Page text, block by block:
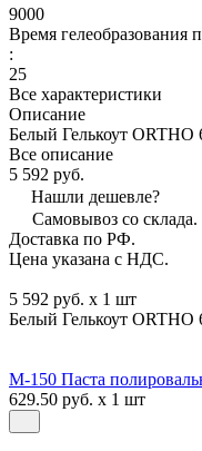
9000
Время гелеобразования
:
25
Все характеристики
Описание
Белый Гелькоут ORTHO
Все описание
5 592 руб.
Нашли дешевле?
Самовывоз со склада.
Доставка по РФ.
Цена указана с НДС.
5 592 руб. x 1 шт
Белый Гелькоут ORTHO
М-150 Паста
629.50 руб. x 1 шт